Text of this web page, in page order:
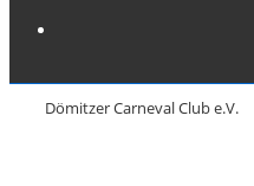
Dömitzer Carneval Club e.V.